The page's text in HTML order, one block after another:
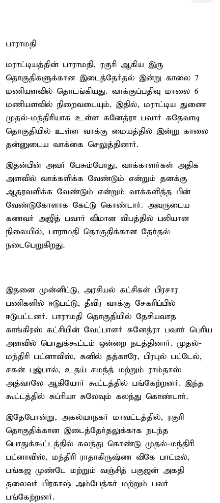
பாராமதி
மராட்டியத்தின் பாராமதி, ரகுரி ஆகிய இரு
தொகுதிகளுக்கான இடைத்தேர்தல் இன்று காலை 7
மணியளவில் தொடங்கியது. வாக்குப்பதிவு மாலை 6
மணியளவில் நிறைவடையும். இதில், மராட்டிய துணை
முதல்-மந்திரியாக உள்ள சுனேத்ரா பவார் கதேவாடி
தொகுதியில் உள்ள வாக்கு மையத்தில் இன்று காலை
தன்னுடைய வாக்கை செலுத்தினார்.
இதன்பின் அவர் பேசும்போது, வாக்காளர்கள் அதிக
அளவில் வாக்களிக்க வேண்டும் என்றும் தனக்கு
ஆதரவளிக்க வேண்டும் என்றும் வாக்களித்த பின்
வேண்டுகோளாக கேட்டு கொண்டார். அவருடைய
கணவர் அஜித் பவார் விமான விபத்தில் பலியான
நிலையில், பாராமதி தொகுதிக்கான தேர்தல்
நடைபெறுகிறது.
இதனை முன்னிட்டு, அரசியல் கட்சிகள் பிரசார
பணிகளில் ஈடுபட்டு, தீவிர வாக்கு சேகரிப்பில்
ஈடுபட்டனர். பாராமதி தொகுதியில் தேசியவாத
காங்கிரஸ் கட்சியின் வேட்பாளர் சுனேத்ரா பவார் பெரிய
அளவில் பொதுக்கூட்டம் ஒன்றை நடத்தினார். முதல்-
மந்திரி பட்னாவிஸ், சுனில் தத்காரே, பிரபுல் பட்டேல்,
சகன் புஜ்பால், உதய் சமந்த் மற்றும் ராம்தாஸ்
அத்வாலே ஆகியோர் கூட்டத்தில் பங்கேற்றனர். இந்த
கூட்டத்தில் சுப்ரியா சுலேவும் கலந்து கொண்டார்.
இதேபோன்று, அகல்யாநகர் மாவட்டத்தில், ரகுரி
தொகுதிக்கான இடைத்தேர்தலுக்காக நடந்த
பொதுக்கூட்டத்தில் கலந்து கொண்டு முதல்-மந்திரி
பட்னாவிஸ், மந்திரி ராதாகிருஷ்ண விகே பாட்டீல்,
பங்கஜ முண்டே மற்றும் வஞ்சித் பகுஜன் அகதி
தலைவர் பிரகாஷ் அம்பேத்கர் மற்றும் பலர்
பங்கேற்றனர்.